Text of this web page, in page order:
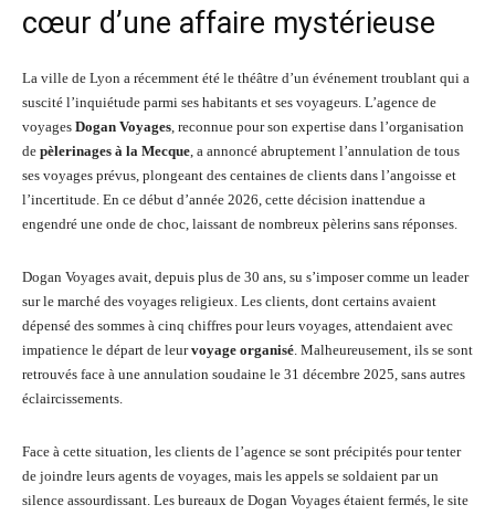
cœur d’une affaire mystérieuse
La ville de Lyon a récemment été le théâtre d’un événement troublant qui a
suscité l’inquiétude parmi ses habitants et ses voyageurs. L’agence de
voyages Dogan Voyages, reconnue pour son expertise dans l’organisation
de pèlerinages à la Mecque, a annoncé abruptement l’annulation de tous
ses voyages prévus, plongeant des centaines de clients dans l’angoisse et
l’incertitude. En ce début d’année 2026, cette décision inattendue a
engendré une onde de choc, laissant de nombreux pèlerins sans réponses.
Dogan Voyages avait, depuis plus de 30 ans, su s’imposer comme un leader
sur le marché des voyages religieux. Les clients, dont certains avaient
dépensé des sommes à cinq chiffres pour leurs voyages, attendaient avec
impatience le départ de leurvoyage organisé. Malheureusement, ils se sont
retrouvés face à une annulation soudaine le 31 décembre 2025, sans autres
éclaircissements.
Face à cette situation, les clients de l’agence se sont précipités pour tenter
de joindre leurs agents de voyages, mais les appels se soldaient par un
silence assourdissant. Les bureaux de Dogan Voyages étaient fermés, le site